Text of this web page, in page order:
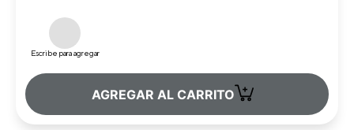
Escribe para agregar
AGREGAR AL CARRITO +